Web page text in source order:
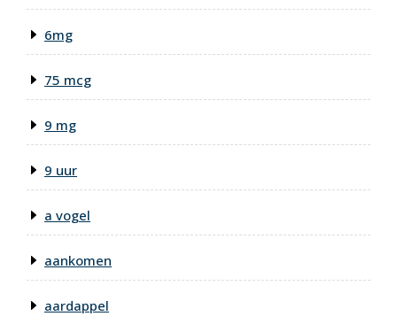
6mg
75 mcg
9 mg
9 uur
a vogel
aankomen
aardappel